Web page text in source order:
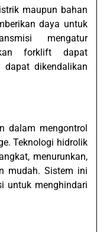
maupun bahan
daya untuk
mengatur
forklift dapat
dapat dikendalikan
dalam mengontrol
Teknologi hidrolik
menurunkan,
mudah. Sistem ini
untuk menghindari